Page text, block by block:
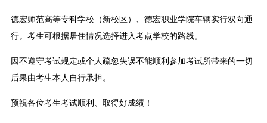
德宏师范高等专科学校（新校区）、德宏职业学院车辆实行双向通
行。考生可根据居住情况选择进入考点学校的路线。
因不遵守考试规定或个人疏忽失误不能顺利参加考试所带来的一切
后果由考生本人自行承担。
预祝各位考生考试顺利、取得好成绩！